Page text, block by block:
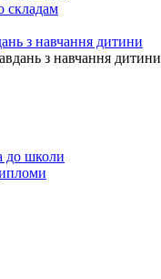
складам
з навчання дитини
з навчання дитини
до школи